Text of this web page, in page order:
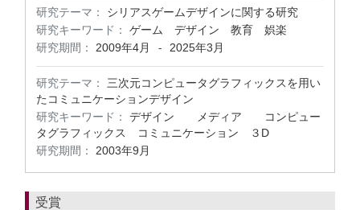
研究テーマ：
シリアスゲームデザインに関する研究
研究キーワード：
ゲーム デザイン 教育 娯楽
研究期間：
2009年4月 - 2025年3月
研究テーマ：
三次元コンピュータグラフィックスを用い
たコミュニケーションデザイン
研究キーワード：
デザイン メディア コンピュー
タグラフィックス コミュニケーション ３D
研究期間：
2003年9月
受賞